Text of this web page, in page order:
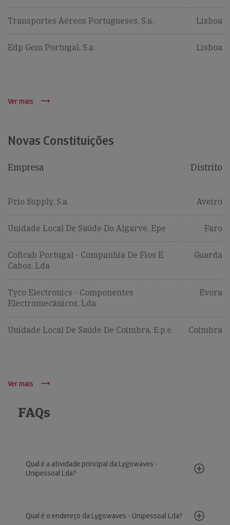
Transportes Aéreos Portugueses, S.a. Lisboa
Edp Gem Portugal, S.a Lisboa
Ver mais
Novas Constituições
Empresa Distrito
Prio Supply, S.a. Aveiro
Unidade Local De Saúde Do Algarve, Epe Faro
Coficab Portugal - Companhia De Fios E
Cabos, Lda
Guarda
Tyco Electronics - Componentes
Electromecânicos, Lda
Évora
Unidade Local De Saúde De Coimbra, E.p.e. Coimbra
Ver mais
FAQs
Qual é a atividade principal da Lygowaves -
Unipessoal Lda?
Qual é o endereço da Lygowaves - Unipessoal Lda?